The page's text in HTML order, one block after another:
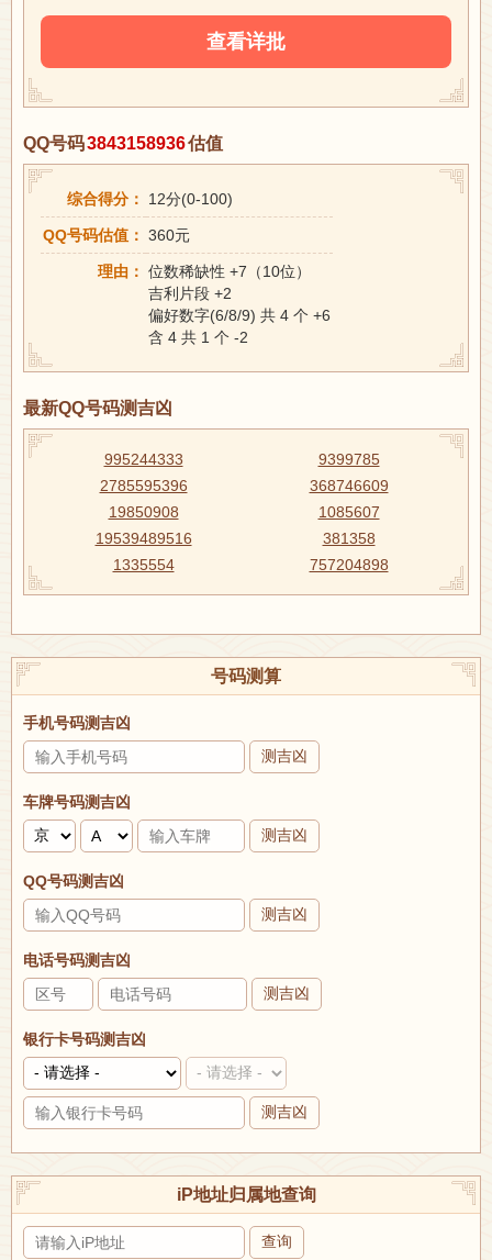
查看详批
QQ号码3843158936估值
综合得分： 12分(0-100)
QQ号码估值： 360元
理由： 位数稀缺性 +7（10位）
吉利片段 +2
偏好数字(6/8/9) 共 4 个 +6
含 4 共 1 个 -2
最新QQ号码测吉凶
995244333
9399785
2785595396
368746609
19850908
1085607
19539489516
381358
1335554
757204898
号码测算
手机号码测吉凶
测吉凶
车牌号码测吉凶
测吉凶
QQ号码测吉凶
测吉凶
电话号码测吉凶
测吉凶
银行卡号码测吉凶
测吉凶
iP地址归属地查询
查询